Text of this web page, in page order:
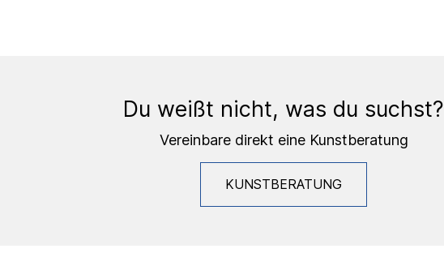
Du weißt nicht, was du suchst?
Vereinbare direkt eine Kunstberatung
KUNSTBERATUNG